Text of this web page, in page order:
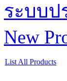
ระบบป
New
List All Products